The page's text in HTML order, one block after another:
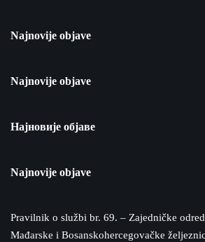
Najnovije objave
Najnovije objave
Најновије објаве
Najnovije objave
Pravilnik o službi br. 69. – Zajedničke
Mađarske i Bosanskohercegovačke